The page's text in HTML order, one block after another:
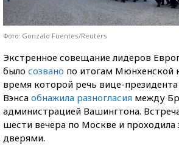
Фото: Gonzalo Fuentes/Reuters
Экстренное совещание лидеров
было созвано по итогам Мюнхенской
время которой речь вице-
Вэнса обнажила разногласия между
администрацией Вашингтона.
шести вечера по Москве и
дверями.